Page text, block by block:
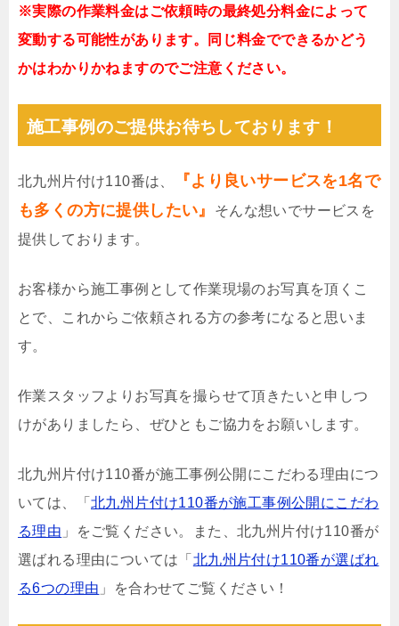
※実際の作業料金はご依頼時の最終処分料金によって
変動する可能性があります。同じ料金でできるかどう
かはわかりかねますのでご注意ください。
施工事例のご提供お待ちしております！
北九州片付け110番は、
『より良いサービスを1名で
も多くの方に提供したい』
そんな想いでサービスを
提供しております。
お客様から施工事例として作業現場のお写真を頂くこ
とで、これからご依頼される方の参考になると思いま
す。
作業スタッフよりお写真を撮らせて頂きたいと申しつ
けがありましたら、ぜひともご協力をお願いします。
北九州片付け110番が施工事例公開にこだわる理由につ
いては、「 北九州片付け110番が施工事例公開にこだわ
る理由 」をご覧ください。また、北九州片付け110番が
選ばれる理由については「 北九州片付け110番が選ばれ
る6つの理由 」を合わせてご覧ください！